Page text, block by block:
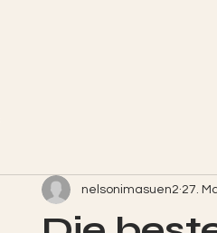
nelsonimasuen2 27.